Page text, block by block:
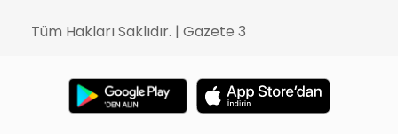
Tüm Hakları Saklıdır. | Gazete 3